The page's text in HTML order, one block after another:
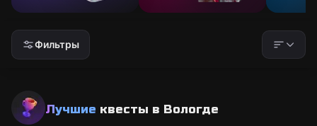
Фильтры
Лучшие квесты в Вологде